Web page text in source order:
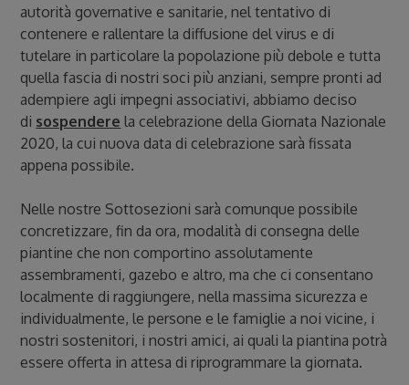
autorità governative e sanitarie, nel tentativo di
contenere e rallentare la diffusione del virus e di
tutelare in particolare la popolazione più debole e tutta
quella fascia di nostri soci più anziani, sempre pronti ad
adempiere agli impegni associativi, abbiamo deciso
di sospendere la celebrazione della Giornata Nazionale
2020, la cui nuova data di celebrazione sarà fissata
appena possibile.
Nelle nostre Sottosezioni sarà comunque possibile
concretizzare, fin da ora, modalità di consegna delle
piantine che non comportino assolutamente
assembramenti, gazebo e altro, ma che ci consentano
localmente di raggiungere, nella massima sicurezza e
individualmente, le persone e le famiglie a noi vicine, i
nostri sostenitori, i nostri amici, ai quali la piantina potrà
essere offerta in attesa di riprogrammare la giornata.